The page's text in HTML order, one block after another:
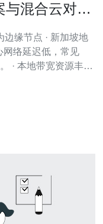
与混合云对接
缘节点 · 新加坡地
网络延迟低，常见
· 本地带宽资源丰
加坡法律稳定，适